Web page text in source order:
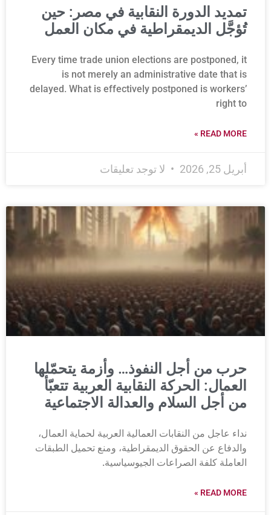
تمديد الدورة النقابية في مصر: حين
تُؤجَّل الديمقراطية في مكان العمل
Every time trade union elections are postponed, it
is not merely an administrative date that is
delayed. What is effectively postponed is workers’
right to
READ MORE »
أبريل 25, 2026 لا توجد تعليقات
حرب من أجل النفوذ… وأزمة يتحمّلها
العمال: الحركة النقابية العربية تتعبّأ
من أجل السلام والعدالة الاجتماعية
نداء عاجل من النقابات العمالية العربية لحماية العمال،
والدفاع عن الحقوق الديمقراطية، ومنع تحميل الطبقات
العاملة كلفة الصراعات الجيوسياسية.
READ MORE »